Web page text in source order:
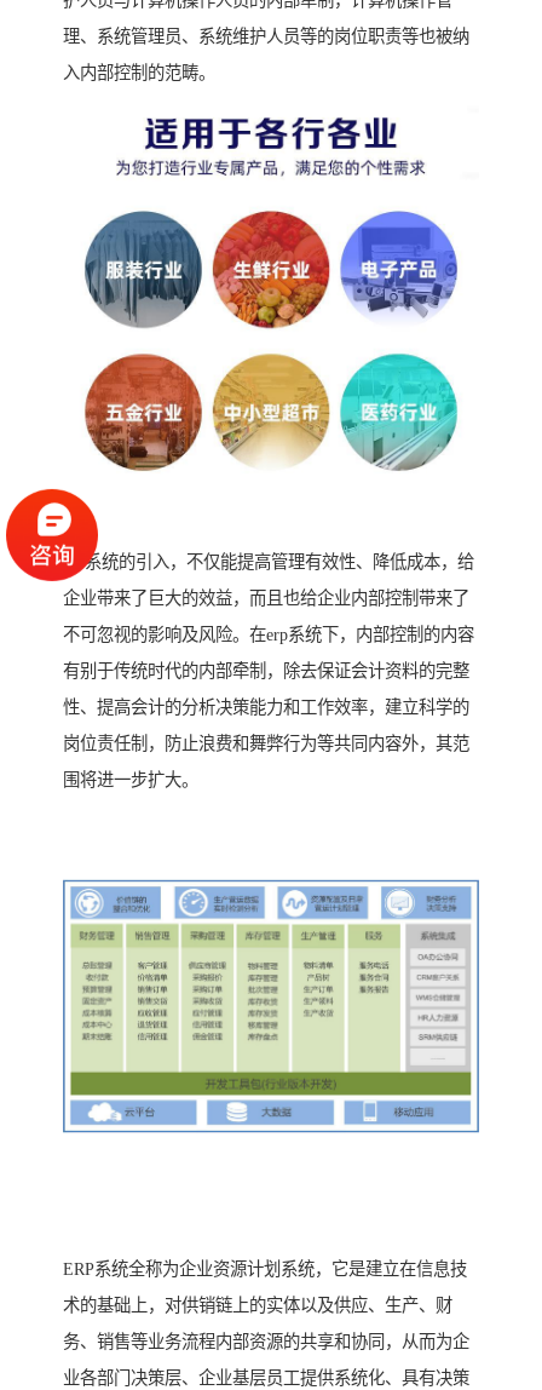
理、系统管理员、系统维护人员等的岗位职责等也被纳
入内部控制的范畴。
erp系统的引入，不仅能提高管理有效性、降低成本，给
企业带来了巨大的效益，而且也给企业内部控制带来了
不可忽视的影响及风险。在erp系统下，内部控制的内容
有别于传统时代的内部牵制，除去保证会计资料的完整
性、提高会计的分析决策能力和工作效率，建立科学的
岗位责任制，防止浪费和舞弊行为等共同内容外，其范
围将进一步扩大。
ERP系统全称为企业资源计划系统，它是建立在信息技
术的基础上，对供销链上的实体以及供应、生产、财
务、销售等业务流程内部资源的共享和协同，从而为企
业各部门决策层、企业基层员工提供系统化、具有决策